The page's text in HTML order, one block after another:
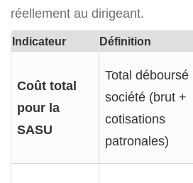
réellement au dirigeant.
Indicateur Définition
Coût total
pour la
SASU
Total déboursé
société (brut +
cotisations
patronales)